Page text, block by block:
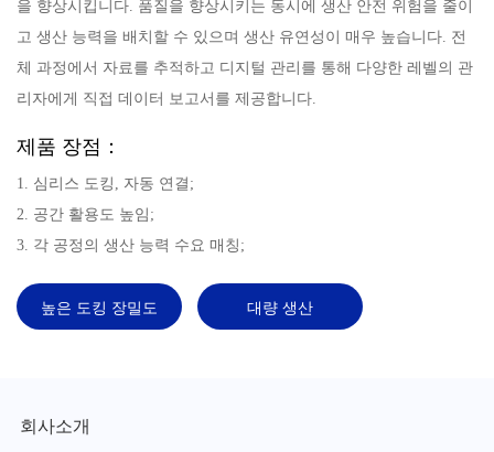
을 향상시킵니다. 품질을 향상시키는 동시에 생산 안전 위험을 줄이
고 생산 능력을 배치할 수 있으며 생산 유연성이 매우 높습니다. 전
체 과정에서 자료를 추적하고 디지털 관리를 통해 다양한 레벨의 관
리자에게 직접 데이터 보고서를 제공합니다.
제품 장점：
1. 심리스 도킹, 자동 연결;
2. 공간 활용도 높임;
3. 각 공정의 생산 능력 수요 매칭;
높은 도킹 장밀도 대량 생산
회사소개